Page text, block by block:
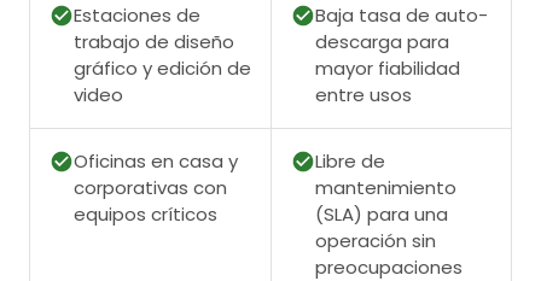
Estaciones de
trabajo de diseño
gráfico y edición de
video
Baja tasa de auto-
descarga para
mayor fiabilidad
entre usos
Oficinas en casa y
corporativas con
equipos críticos
Libre de
mantenimiento
(SLA) para una
operación sin
preocupaciones